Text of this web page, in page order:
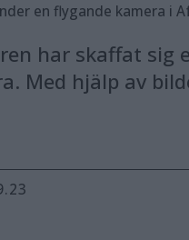
en flygande kamera i
har skaffat sig
Med hjälp av